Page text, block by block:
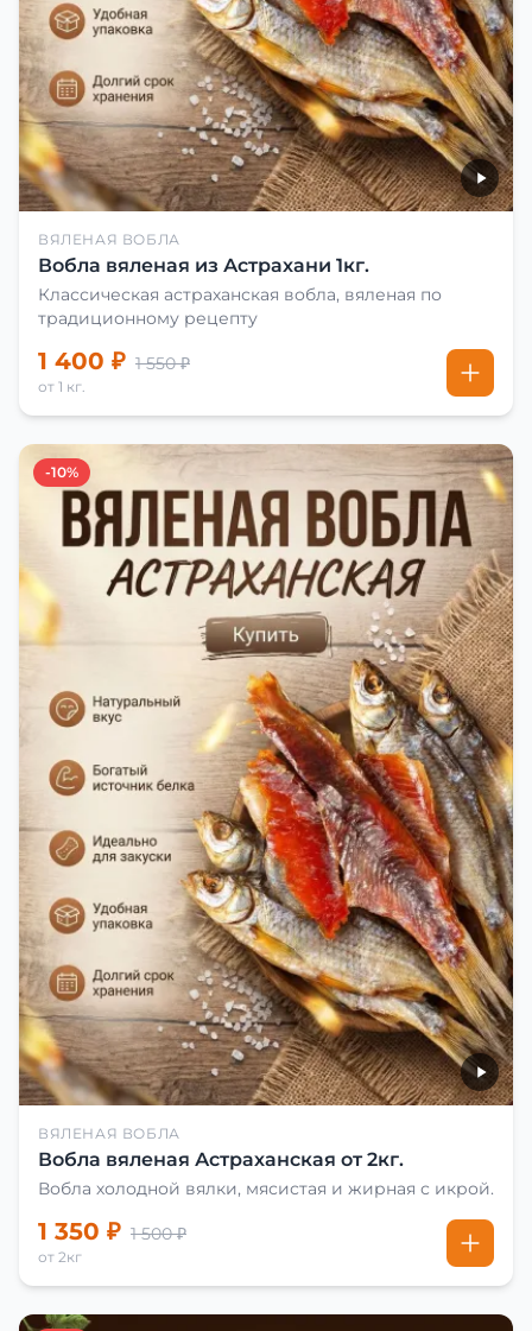
ВЯЛЕНАЯ ВОБЛА
Вобла вяленая из Астрахани 1кг.
Классическая астраханская вобла, вяленая по
традиционному рецепту
1 400 ₽ 1 550 ₽
от 1 кг.
-10%
ВЯЛЕНАЯ ВОБЛА
Вобла вяленая Астраханская от 2кг.
Вобла холодной вялки, мясистая и жирная с икрой.
1 350 ₽ 1 500 ₽
от 2кг